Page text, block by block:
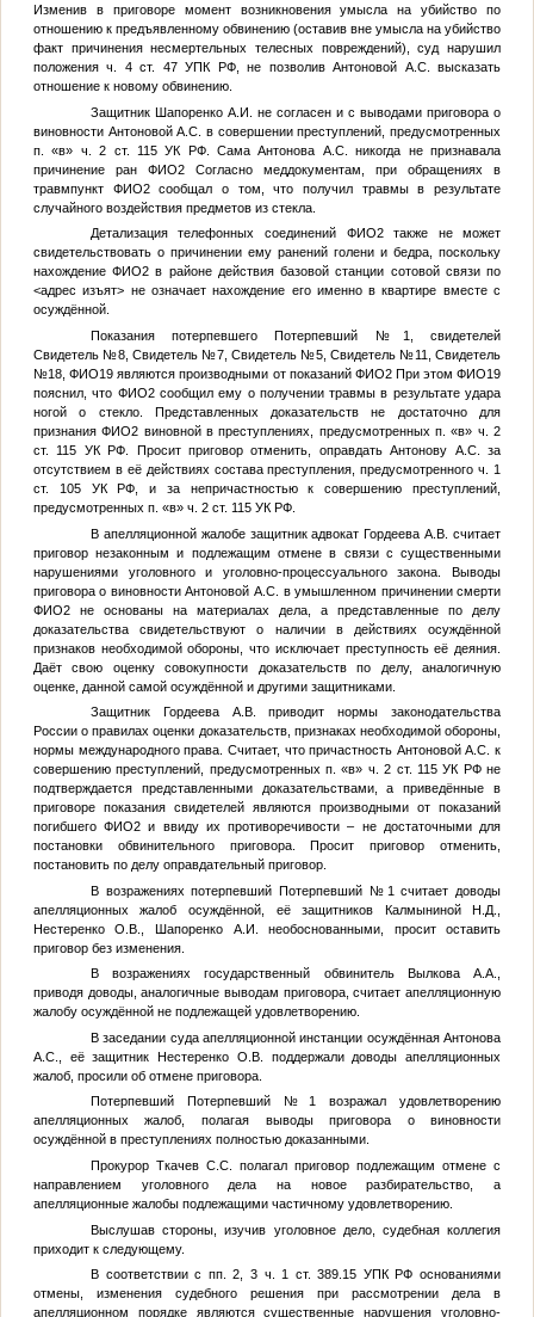
Изменив в приговоре момент возникновения умысла на убийство по
отношению к предъявленному обвинению (оставив вне умысла на убийство
факт причинения несмертельных телесных повреждений), суд нарушил
положения ч. 4 ст. 47 УПК РФ, не позволив Антоновой А.С. высказать
отношение к новому обвинению.
Защитник Шапоренко А.И. не согласен и с выводами приговора о
виновности Антоновой А.С. в совершении преступлений, предусмотренных
п. «в» ч. 2 ст. 115 УК РФ. Сама Антонова А.С. никогда не признавала
причинение ран ФИО2 Согласно меддокументам, при обращениях в
травмпункт ФИО2сообщал о том, что получил травмы в результате
случайного воздействия предметов из стекла.
Детализация телефонных соединений ФИО2также не может
свидетельствовать о причинении ему ранений голени и бедра, поскольку
нахождениеФИО2 в районе действия базовой станции сотовой связи по
<адрес изъят> не означает нахождение его именно в квартире вместе с
осуждённой.
Показания потерпевшегоПотерпевший №1
, свидетелей
Свидетель №8, Свидетель №7,Свидетель №5,Свидетель №11 ,Свидетель
№18 ,ФИО19 являются производными от показаний ФИО2При этомФИО19
пояснил, что ФИО2сообщил ему о получении травмы в результате удара
ногой о стекло. Представленных доказательств не достаточно для
признанияФИО2 виновной в преступлениях, предусмотренных п. «в» ч. 2
ст. 115 УК РФ. Просит приговор отменить, оправдать Антонову А.С. за
отсутствием в её действиях состава преступления, предусмотренного ч. 1
ст. 105 УК РФ, и за непричастностью к совершению преступлений,
предусмотренных п. «в» ч. 2 ст. 115 УК РФ.
В апелляционной жалобе защитник адвокат Гордеева А.В. считает
приговор незаконным и подлежащим отмене в связи с существенными
нарушениями уголовного и уголовно-процессуального закона. Выводы
приговора о виновности Антоновой А.С. в умышленном причинении смерти
ФИО2не основаны на материалах дела, а представленные по делу
доказательства свидетельствуют о наличии в действиях осуждённой
признаков необходимой обороны, что исключает преступность её деяния.
Даёт свою оценку совокупности доказательств по делу, аналогичную
оценке, данной самой осуждённой и другими защитниками.
Защитник Гордеева А.В. приводит нормы законодательства
России о правилах оценки доказательств, признаках необходимой обороны,
нормы международного права. Считает, что причастность Антоновой А.С. к
совершению преступлений, предусмотренных п. «в» ч. 2 ст. 115 УК РФ не
подтверждается представленными доказательствами, а приведённые в
приговоре показания свидетелей являются производными от показаний
погибшегоФИО2 и ввиду их противоречивости – не достаточными для
постановки обвинительного приговора. Просит приговор отменить,
постановить по делу оправдательный приговор.
В возражениях потерпевшийПотерпевший №1 считает доводы
апелляционных жалоб осуждённой, её защитников Калмыниной Н.Д.,
Нестеренко О.В., Шапоренко А.И. необоснованными, просит оставить
приговор без изменения.
В возражениях государственный обвинитель Вылкова А.А.,
приводя доводы, аналогичные выводам приговора, считает апелляционную
жалобу осуждённой не подлежащей удовлетворению.
В заседании суда апелляционной инстанции осуждённая Антонова
А.С., её защитник Нестеренко О.В. поддержали доводы апелляционных
жалоб, просили об отмене приговора.
Потерпевший
Потерпевший №1возражал удовлетворению
апелляционных жалоб, полагая выводы приговора о виновности
осуждённой в преступлениях полностью доказанными.
Прокурор Ткачев С.С. полагал приговор подлежащим отмене с
направлением уголовного дела на новое разбирательство, а
апелляционные жалобы подлежащими частичному удовлетворению.
Выслушав стороны, изучив уголовное дело, судебная коллегия
приходит к следующему.
В соответствии с пп. 2, 3 ч. 1 ст. 389.15 УПК РФ основаниями
отмены, изменения судебного решения при рассмотрении дела в
апелляционном порядке являются существенные нарушения уголовно-